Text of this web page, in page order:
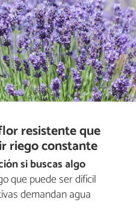
resistente que
riego constante
si buscas algo
que puede ser difícil
demandan agua